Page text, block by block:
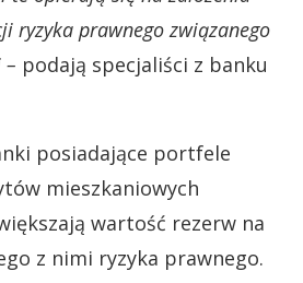
ryzyka prawnego związanego
– podają specjaliści z banku
posiadające portfele
mieszkaniowych
wartość rezerw na
z nimi ryzyka prawnego.